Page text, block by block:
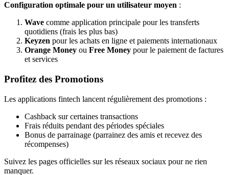
Configuration optimale pour un utilisateur moyen :
Wave comme application principale pour les transferts
quotidiens (frais les plus bas)
Keyzen pour les achats en ligne et paiements internationaux
Orange Money ou Free Money pour le paiement de factures
et services
Profitez des Promotions
Les applications fintech lancent régulièrement des promotions :
Cashback sur certaines transactions
Frais réduits pendant des périodes spéciales
Bonus de parrainage (parrainez des amis et recevez des
récompenses)
Suivez les pages officielles sur les réseaux sociaux pour ne rien
manquer.